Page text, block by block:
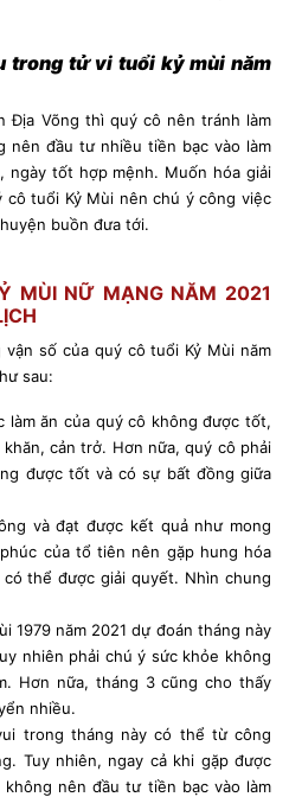
trong tử vi tuổi kỷ mùi năm
Địa Võng thì quý cô nên tránh làm
nên đầu tư nhiều tiền bạc vào làm
ngày tốt hợp mệnh. Muốn hóa giải
tuổi Kỷ Mùi nên chú ý công việc
buồn đưa tới.
MÙI NỮ MẠNG NĂM 2021
số của quý cô tuổi Kỷ Mùi năm
sau:
làm ăn của quý cô không được tốt,
cản trở. Hơn nữa, quý cô phải
được tốt và có sự bất đồng giữa
và đạt được kết quả như mong
của tổ tiên nên gặp hung hóa
thể được giải quyết. Nhìn chung
1979 năm 2021 dự đoán tháng này
nhiên phải chú ý sức khỏe không
Hơn nữa, tháng 3 cũng cho thấy
nhiều.
trong tháng này có thể từ công
Tuy nhiên, ngay cả khi gặp được
nên đầu tư tiền bạc vào làm